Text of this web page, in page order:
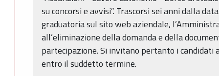
su concorsi e avvisi”. Trascorsi sei anni dalla
graduatoria sul sito web aziendale,
all’eliminazione della domanda e della
partecipazione. Si invitano pertanto i candidati
entro il suddetto termine.